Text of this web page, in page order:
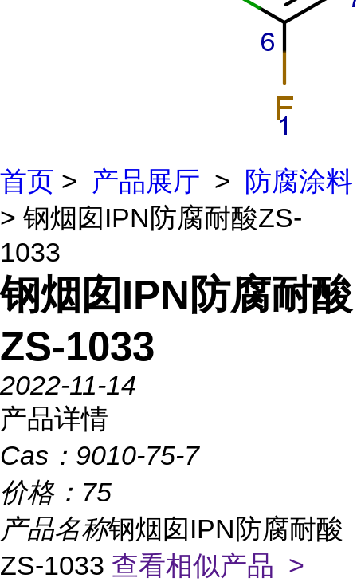
首页 > 产品展厅 >
防腐涂料
> 钢烟囱IPN防腐耐酸ZS-
1033
钢烟囱IPN防腐耐酸
ZS-1033
2022-11-14
产品详情
Cas： 9010-75-7
价格： 75
产品名称钢烟囱IPN防腐耐酸
ZS-1033 查看相似产品 >